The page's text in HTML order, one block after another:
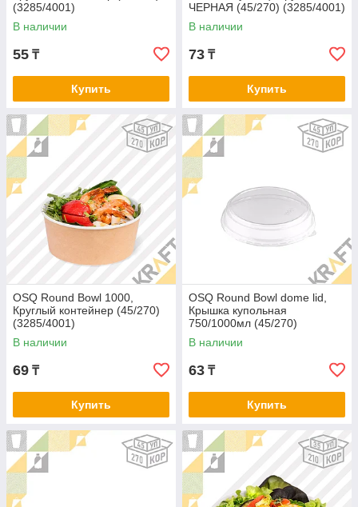
(3285/4001)
В наличии
55 ₸
Купить
ЧЕРНАЯ (45/270) (3285/4001)
В наличии
73 ₸
Купить
OSQ Round Bowl 1000,
Круглый контейнер (45/270)
(3285/4001)
В наличии
69 ₸
Купить
OSQ Round Bowl dome lid,
Крышка купольная
750/1000мл (45/270)
В наличии
63 ₸
Купить